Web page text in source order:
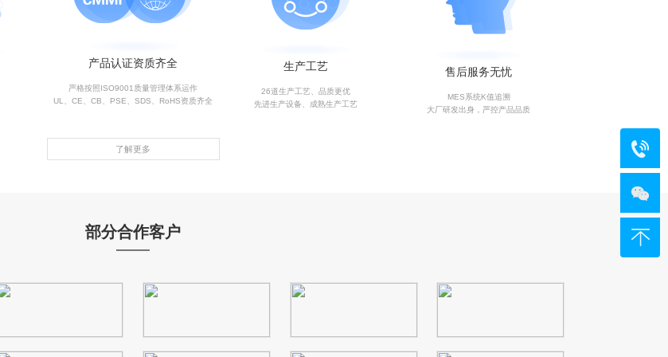
产品认证资质齐全
严格按照ISO9001质量管理体系运作
UL、CE、CB、PSE、SDS、RoHS资质齐全
生产工艺
26道生产工艺、品质更优
先进生产设备、成熟生产工艺
售后服务无忧
MES系统K值追溯
大厂研发出身，严控产品品质
了解更多
部分合作客户